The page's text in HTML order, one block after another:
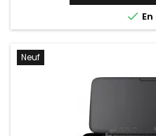

Neuf